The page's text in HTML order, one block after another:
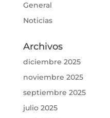
General
Noticias
Archivos
diciembre 2025
noviembre 2025
septiembre 2025
julio 2025